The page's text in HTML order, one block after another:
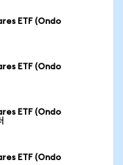
ETF (Ondo
ETF (Ondo
ETF (Ondo
ETF (Ondo